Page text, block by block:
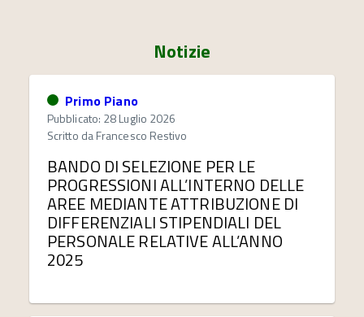
Notizie
Primo Piano
Pubblicato: 28 Luglio 2026
Scritto daFrancesco Restivo
BANDO DI SELEZIONE PER LE
PROGRESSIONI ALL’INTERNO DELLE
AREE MEDIANTE ATTRIBUZIONE DI
DIFFERENZIALI STIPENDIALI DEL
PERSONALE RELATIVE ALL’ANNO
2025